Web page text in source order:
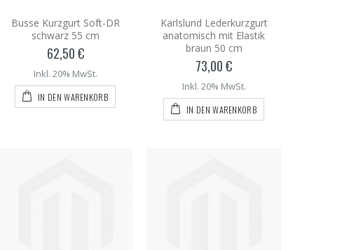
Busse Kurzgurt Soft-DR
schwarz 55 cm
62,50 €
Inkl. 20% MwSt.
IN DEN WARENKORB
Karlslund Lederkurzgurt
anatomisch mit Elastik
braun 50 cm
73,00 €
Inkl. 20% MwSt.
IN DEN WARENKORB